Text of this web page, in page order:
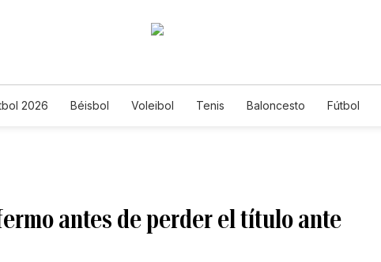
2026 Béisbol Voleibol Tenis Baloncesto Fútbol
antes de perder el título ante